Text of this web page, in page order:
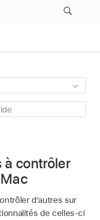
à contrôler
d’autres sur
de celles-ci